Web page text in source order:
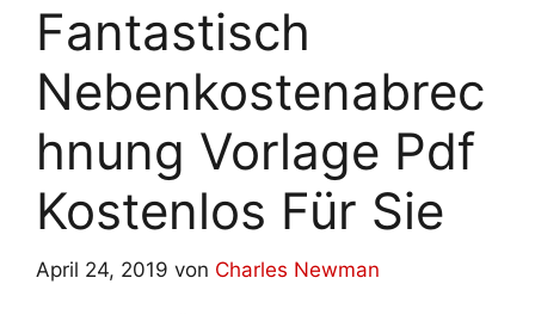
Fantastisch
Nebenkostenabrec
hnung Vorlage Pdf
Kostenlos Für Sie
April 24, 2019 von Charles Newman